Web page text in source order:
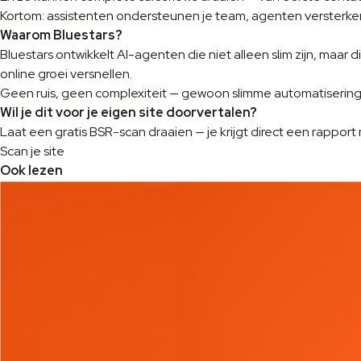
Kortom: assistenten ondersteunen je team, agenten
Waarom Bluestars?
Bluestars ontwikkelt AI-agenten die niet alleen slim zijn,
online groei versnellen.
Geen ruis, geen complexiteit — gewoon slimme
Wil je dit voor je eigen site doorvertalen?
Laat een gratis BSR-scan draaien — je krijgt direct een
Scan je site
Ook lezen